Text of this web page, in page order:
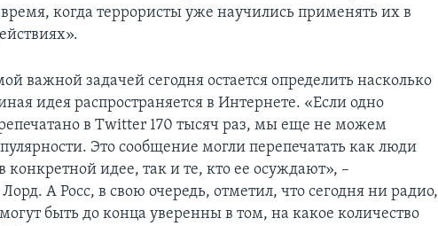
когда террористы уже научились применять их в
важной задачей сегодня остается определить насколько
идея распространяется в Интернете. «Если одно
в Twitter 170 тысяч раз, мы еще не можем
Это сообщение могли перепечатать как люди
конкретной идее, так и те, кто ее осуждают», –
А Росс, в свою очередь, отметил, что сегодня ни радио,
быть до конца уверенны в том, на какое количество